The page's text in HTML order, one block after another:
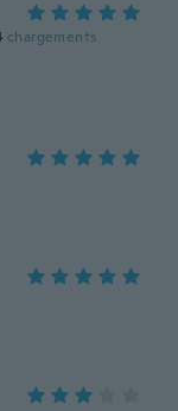
chargements